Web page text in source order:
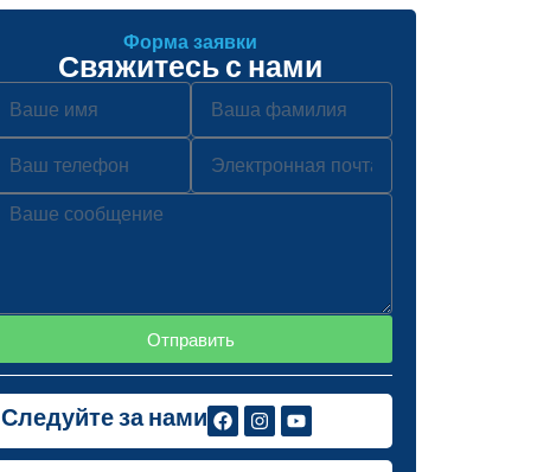
Форма заявки
Свяжитесь с нами
Отправить
Следуйте за нами